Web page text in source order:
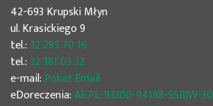
42-693 Krupski Młyn
ul. Krasickiego 9
tel.:32 285 70 16
tel.:32 381 03 32
e-mail: Pokaż Email
eDoreczenia:AE:PL-93300-94188-SSBJW-30